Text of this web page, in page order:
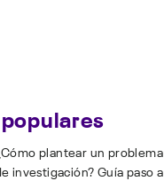
plantear un problema
investigación? Guía paso a